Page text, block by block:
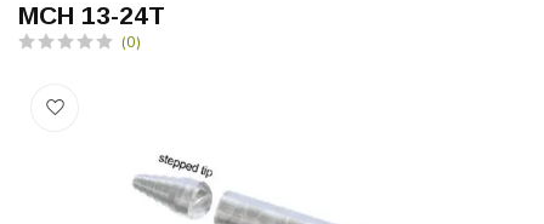
MCH 13-24T
(0)